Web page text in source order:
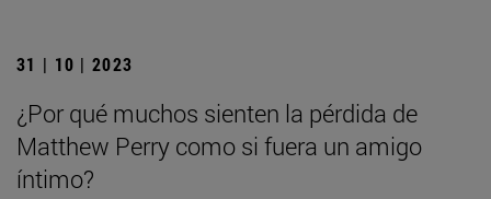
31 | 10 | 2023
¿Por qué muchos sienten la pérdida de
Matthew Perry como si fuera un amigo
íntimo?